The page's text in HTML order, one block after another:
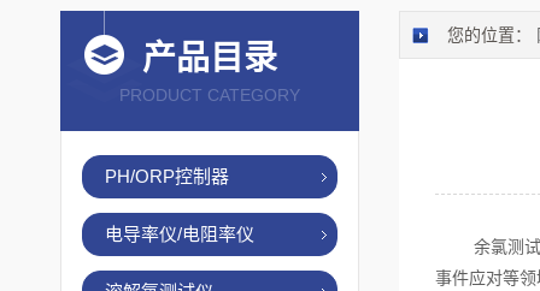
产品目录
PRODUCT CATEGORY
PH/ORP控制器
电导率仪/电阻率仪
您的位置：
余氯测试仪
事件应对等